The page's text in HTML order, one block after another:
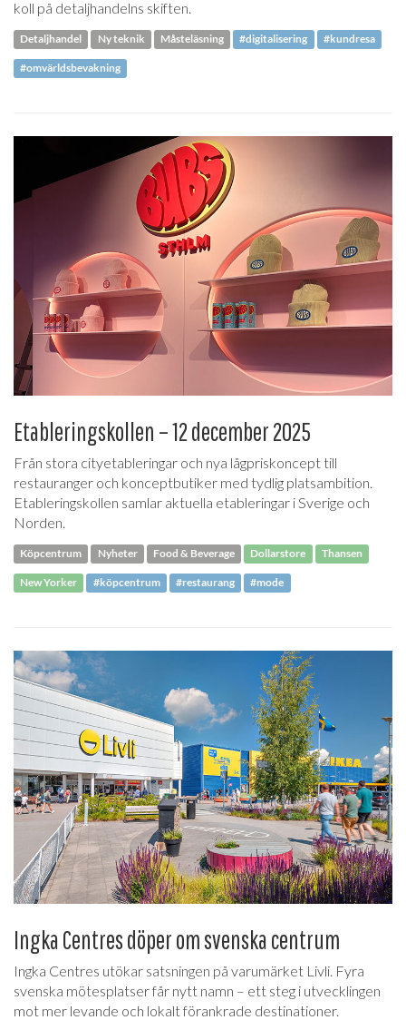
koll på detaljhandelns skiften.
Detaljhandel Ny teknik Måsteläsning #digitalisering #kundresa
#omvärldsbevakning
Etableringskollen – 12 december 2025
Från stora cityetableringar och nya lågpriskoncept till
restauranger och konceptbutiker med tydlig platsambition.
Etableringskollen samlar aktuella etableringar i Sverige och
Norden.
Köpcentrum Nyheter Food & Beverage Dollarstore Thansen
New Yorker #köpcentrum #restaurang #mode
Ingka Centres döper om svenska centrum
Ingka Centres utökar satsningen på varumärket Livli. Fyra
svenska mötesplatser får nytt namn – ett steg i utvecklingen
mot mer levande och lokalt förankrade destinationer.